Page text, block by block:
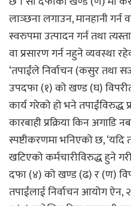
लाञ्छना लगाउन, मानहानी गर्न
स्वरुपमा उत्पादन गर्न तथा
वा प्रसारण गर्न नहुने व्यवस्था
‘तपाईंले निर्वाचन (कसुर तथा
उपदफा (१) को खण्ड (घ)
कार्य गरेको हो भने
कारबाही प्रक्रिया किन अगाडि
स्पष्टीकरणमा भनिएको छ, ‘यदि
खटिएको कर्मचारीविरुद्ध हुने
दफा (४) को खण्ड (ढ) र (ण)
तपाईंलाई निर्वाचन आयोग